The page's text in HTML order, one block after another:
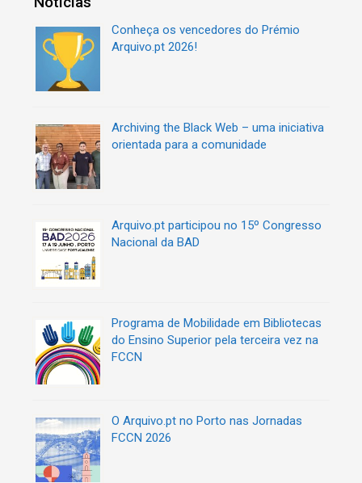
Conheça os vencedores do Prémio
Arquivo.pt 2026!
Archiving the Black Web – uma iniciativa
orientada para a comunidade
Arquivo.pt participou no 15º Congresso
Nacional da BAD
Programa de Mobilidade em Bibliotecas
do Ensino Superior pela terceira vez na
FCCN
O Arquivo.pt no Porto nas Jornadas
FCCN 2026